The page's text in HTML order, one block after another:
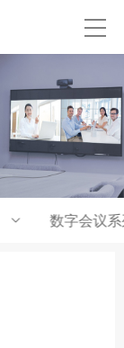
数字会议